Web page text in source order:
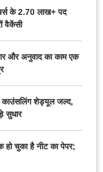
के 2.70 लाख+ पद
वैकेंसी
और अनुवाद का काम एक
शेड्यूल जल्द,
सुधार
चुका है नीट का पेपर;